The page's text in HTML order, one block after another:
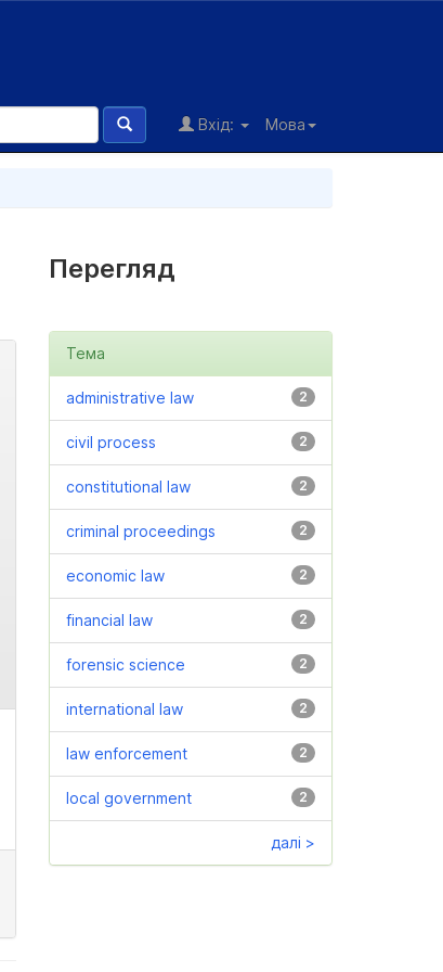
Мова
Вхід:
Перегляд
Тема
2
administrative law
2
civil process
2
constitutional law
2
criminal proceedings
2
economic law
2
financial law
2
forensic science
2
international law
2
law enforcement
2
local government
далі >